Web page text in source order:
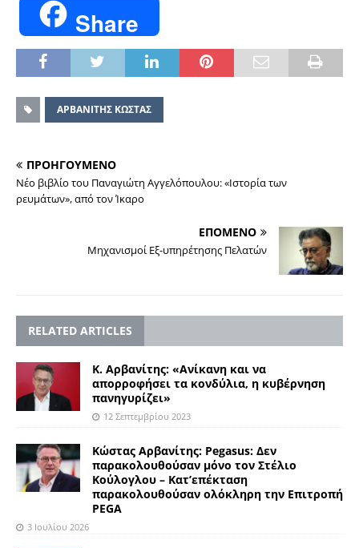
Share
ΑΡΒΑΝΙΤΗΣ ΚΩΣΤΑΣ
ΠΡΟΗΓΟΥΜΕΝΟ
Νέο βιβλίο του Παναγιώτη Αγγελόπουλου: «Ιστορία των
ρευμάτων», από τον Ίκαρο
ΕΠΟΜΕΝΟ
Μηχανισμοί Εξ-υπηρέτησης Πελατών
RELATED ARTICLES
Κ. Αρβανίτης: «Ανίκανη και να
απορροφήσει τα κονδύλια, η κυβέρνηση
πανηγυρίζει»
12 Σεπτεμβρίου 2023
Kώστας Αρβανίτης: Pegasus: Δεν
παρακολουθούσαν μόνο τον Στέλιο
Κούλογλου – Κατ’επέκταση
παρακολουθούσαν ολόκληρη την Επιτροπή
PEGA
3 Ιουλίου 2026